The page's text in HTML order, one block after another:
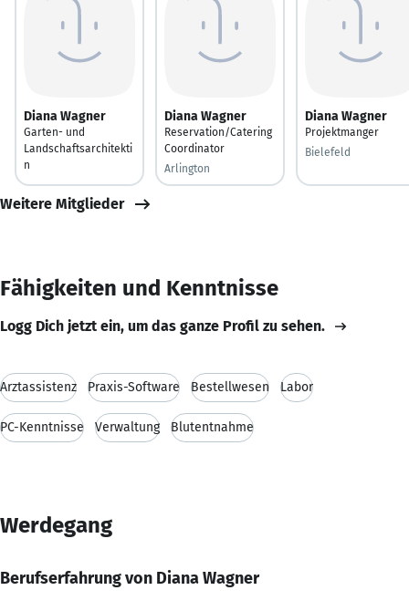
Diana Wagner
Garten- und
Landschaftsarchitekti
n
Diana Wagner
Reservation/Catering
Coordinator
Arlington
Diana Wagner
Projektmanger
Bielefeld
Weitere Mitglieder
Fähigkeiten und Kenntnisse
Logg Dich jetzt ein, um das ganze Profil zu sehen.
Arztassistenz Praxis-Software Bestellwesen Labor
PC-Kenntnisse Verwaltung Blutentnahme
Werdegang
Berufserfahrung von Diana Wagner